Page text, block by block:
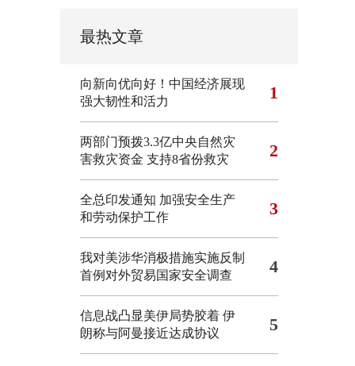
最热文章
向新向优向好！中国经济展现
强大韧性和活力
1
两部门预拨3.3亿中央自然灾
害救灾资金 支持8省份救灾
2
全总印发通知 加强安全生产
和劳动保护工作
3
我对美涉华消极措施实施反制
首例对外贸易国家安全调查
4
信息战凸显美伊局势胶着 伊
朗称与阿曼接近达成协议
5